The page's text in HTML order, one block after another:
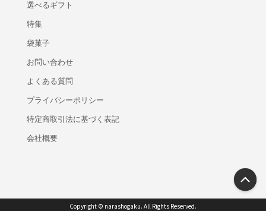
選べるギフト
特集
袋菓子
お問い合わせ
よくある質問
プライバシーポリシー
特定商取引法に基づく表記
会社概要
Copyright © narashogaku. All Rights Reserved.